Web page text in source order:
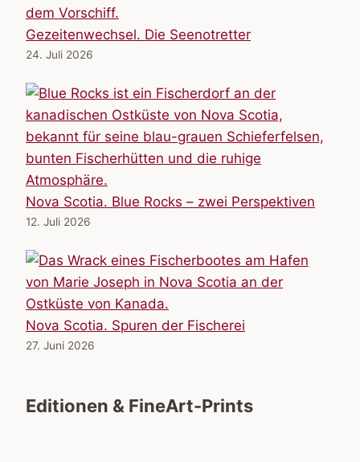
Gezeitenwechsel. Die Seenotretter
24. Juli 2026
Nova Scotia. Blue Rocks – zwei Perspektiven
12. Juli 2026
Nova Scotia. Spuren der Fischerei
27. Juni 2026
Editionen & FineArt-Prints